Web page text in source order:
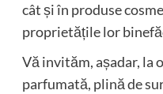
cât și în produse
proprietățile lor
Vă invităm, așadar, la
parfumată, plină de